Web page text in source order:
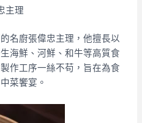
主理
名廚張偉忠主理，他擅長以
海鮮、河鮮、和牛等高質食
作工序一絲不苟，旨在為食
菜饗宴。